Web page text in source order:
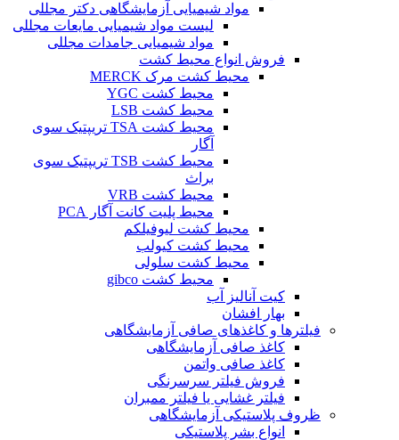
مواد شیمیایی آزمایشگاهی دکتر مجللی
لیست مواد شیمیایی مایعات مجللی
مواد شیمیایی جامدات مجللی
فروش انواع محیط کشت
محیط کشت مرک MERCK
محیط کشت YGC
محیط کشت LSB
محیط کشت TSA تریپتیک سوی
محیط کشت TSB تریپتیک سوی
محیط کشت VRB
محیط پلیت کانت آگار PCA
محیط کشت لیوفیلکم
محیط کشت کیولب
محیط کشت سلولی
محیط کشت gibco
کیت آنالیز آب
بهار افشان
فیلترها و کاغذهای صافی آزمایشگاهی
کاغذ صافی آزمایشگاهی
کاغذ صافی واتمن
فروش فیلتر سرسرنگی
فیلتر غشایی یا فیلتر ممبران
ظروف پلاستیکی آزمایشگاهی
انواع بشر پلاستیکی